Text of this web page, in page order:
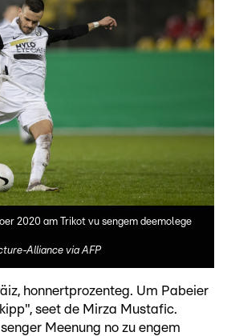
2020 am Trikot vu sengem deemolege
Alliance via AFP
honnertprozenteg. Um Pabeier
seet de Mirza Mustafic.
Meenung no zu engem